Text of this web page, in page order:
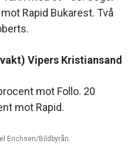
Rapid Bukarest. Två
Vipers Kristiansand
mot Follo. 20
mot Rapid.
Erichsen/Bildbyrån.